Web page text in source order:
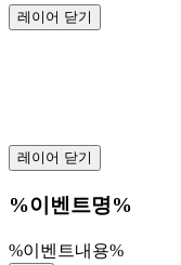
레이어 닫기
레이어 닫기
%이벤트명%
%이벤트내용%